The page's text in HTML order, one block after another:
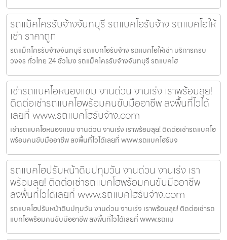
รถแม็คโครรับจ้างจันทบุรี รถแบคโฮรับจ้าง รถแบคโฮให้
เช่า ราคาถูก
รถแม็คโครรับจ้างจันทบุรี รถแบคโฮรับจ้าง รถแบคโฮให้เช่า บริการครบ
วงจร ทั่วไทย 24 ชั่วโมง รถแม็คโครรับจ้างจันทบุรี รถแบคโฮ
เช่ารถแบคโฮหนองแขม งานด่วน งานเร่ง เราพร้อมลุย!
ติดต่อเช่ารถแบคโฮพร้อมคนขับมืออาชีพ ลงพื้นที่ไวได้
เลยที่ www.รถแบคโฮรับจ้าง.com
เช่ารถแบคโฮหนองแขม งานด่วน งานเร่ง เราพร้อมลุย! ติดต่อเช่ารถแบคโฮ
พร้อมคนขับมืออาชีพ ลงพื้นที่ไวได้เลยที่ www.รถแบคโฮรับจ
รถแบคโฮปรับหน้าดินปทุมวัน งานด่วน งานเร่ง เรา
พร้อมลุย! ติดต่อเช่ารถแบคโฮพร้อมคนขับมืออาชีพ
ลงพื้นที่ไวได้เลยที่ www.รถแบคโฮรับจ้าง.com
รถแบคโฮปรับหน้าดินปทุมวัน งานด่วน งานเร่ง เราพร้อมลุย! ติดต่อเช่ารถ
แบคโฮพร้อมคนขับมืออาชีพ ลงพื้นที่ไวได้เลยที่ www.รถแบ